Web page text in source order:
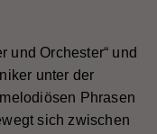
und Orchester“ und
unter der
Phrasen
sich zwischen